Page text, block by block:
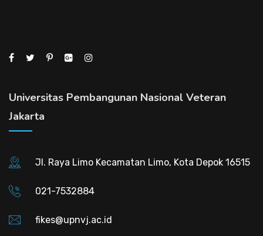
Universitas Pembangunan Nasional Veteran
Jakarta
Jl. Raya Limo Kecamatan Limo, Kota Depok 16515
021-7532884
fikes@upnvj.ac.id